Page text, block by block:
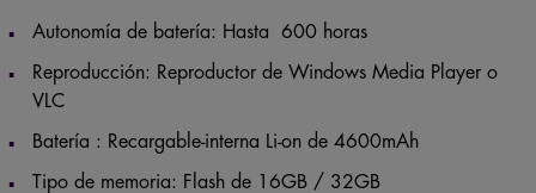
Autonomía de batería: Hasta 600 horas
Reproducción: Reproductor de Windows Media Player o
VLC
Batería : Recargable-interna Li-on de 4600mAh
Tipo de memoria: Flash de 16GB / 32GB